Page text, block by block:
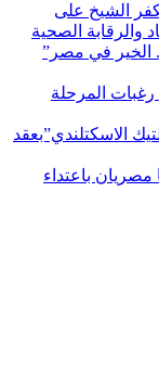
الشيخ على
والرقابة الصحية
الخير في مصر”
رغبات المرحلة
الاسكتلندي”بعقد
11 مدنيًا بينهما مصريان باعتداء